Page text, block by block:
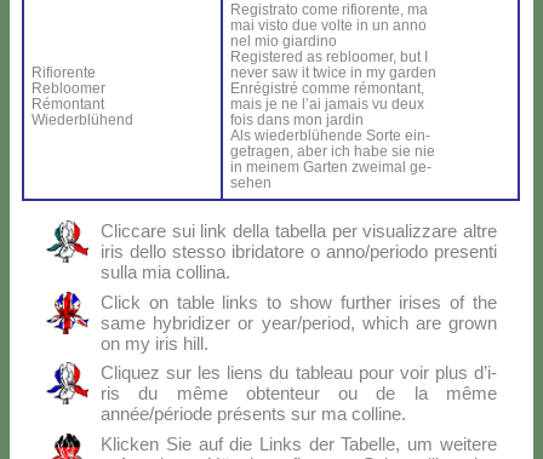
Ri­fio­ren­te
Re­bloo­mer
Ré­mon­tant
Wie­der­blü­hend
Re­gi­stra­to co­me ri­fio­ren­te, ma
mai vi­sto due vol­te in un an­no
nel mio giar­di­no
Re­gi­ste­red as re­bloo­mer, but I
ne­ver saw it twi­ce in my gar­den
En­ré­gi­stré com­me ré­mon­tant,
mais je ne l’ai ja­mais vu deux
fois dans mon jar­din
Als wie­der­blü­hen­de Sor­te ein-
ge­tra­gen, aber ich ha­be sie nie
in mei­nem Gar­ten zwei­mal ge-
se­hen
Clic­ca­re sui link del­la ta­bel­la per vi­sua­liz­za­re al­tre
iris del­lo stes­so ibri­da­to­re o anno/periodo pre­sen­ti
sul­la mia col­li­na.
Click on ta­ble links to show fur­ther iri­ses of the
sa­me hy­bri­di­zer or year/period, which are gro­wn
on my iris hill.
Cli­quez sur les liens du ta­bleau pour voir plus d’i­
ris du mê­me ob­ten­teur ou de la mê­me
année/période pré­sen­ts sur ma col­li­ne.
Klic­ken Sie auf die Links der Ta­bel­le, um wei­te­re